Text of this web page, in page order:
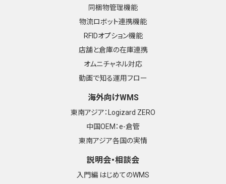
同梱物管理機能
物流ロボット連携機能
RFIDオプション機能
店舗と倉庫の在庫連携
オムニチャネル対応
動画で知る運用フロー
海外向けWMS
東南アジア：Logizard ZERO
中国OEM：e-倉管
東南アジア各国の実情
説明会・相談会
入門編 はじめてのWMS